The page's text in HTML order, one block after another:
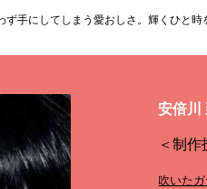
手にしてしまう愛おしさ。輝くひと時
安倍川
＜制作
吹いた